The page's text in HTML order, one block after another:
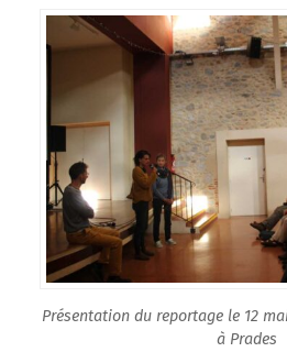
Présentation du reportage le 12
à Prades